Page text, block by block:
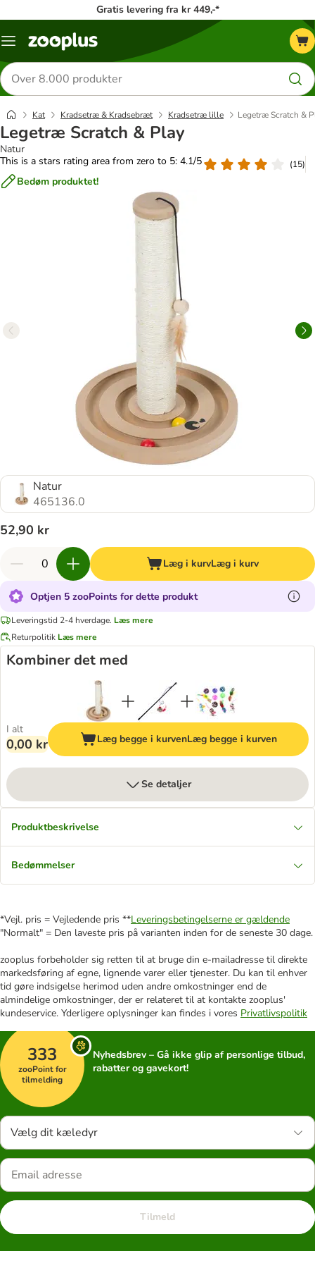
Gratis levering fra kr 449,-*
Menu
Søg
efter
produkter
Kat Kradsetræ & Kradsebræt Kradsetræ lille Legetræ Scratch &
Legetræ Scratch & Play
Natur
This is a stars rating area from zero to 5: 4.1/5
(15)
Bedøm produktet!
Natur
465136.0
52,90 kr
Læg i kurvLæg i kurv
Optjen 5 zooPoints for dette produkt
Leveringstid 2-4 hverdage. Læs mere
Returpolitik Læs mere
Kombiner det med
I alt
0,00 kr Læg begge i kurvenLæg begge i kurven
Se detaljer
Produktbeskrivelse
Bedømmelser
*Vejl. pris = Vejledende pris **Leveringsbetingelserne er gældende
"Normalt" = Den laveste pris på varianten inden for de seneste 30 dage.
zooplus forbeholder sig retten til at bruge din e-mailadresse til direkte
markedsføring af egne, lignende varer eller tjenester. Du kan til enhver
tid gøre indsigelse herimod uden andre omkostninger end de
almindelige omkostninger, der er relateret til at kontakte zooplus'
kundeservice. Yderligere oplysninger kan findes i vores Privatlivspolitik
333
zooPoint for
tilmelding
Nyhedsbrev – Gå ikke glip af personlige tilbud,
rabatter og gavekort!
Vælg dit kæledyr
Tilmeld